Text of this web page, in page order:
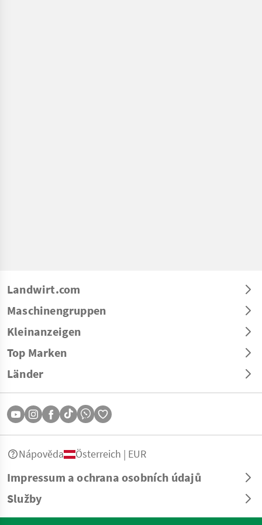
Landwirt.com
Maschinengruppen
Kleinanzeigen
Top Marken
Länder
Impressum a ochrana osobních údajů
Služby
Nápověda Österreich | EUR